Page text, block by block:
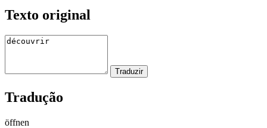
Texto original
Tradução
öffnen